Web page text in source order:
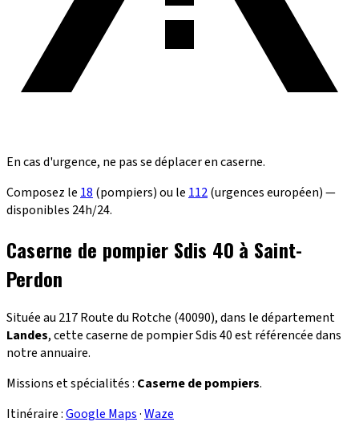
En cas d'urgence, ne pas se déplacer en caserne.
Composez le 18 (pompiers) ou le 112(urgences européen) —
disponibles 24h/24.
Caserne de pompier Sdis 40 à Saint-
Perdon
Située au 217 Route du Rotche (40090), dans le département
Landes, cette caserne de pompier Sdis 40 est référencée dans
notre annuaire.
Missions et spécialités : Caserne de pompiers.
Itinéraire :Google Maps·Waze